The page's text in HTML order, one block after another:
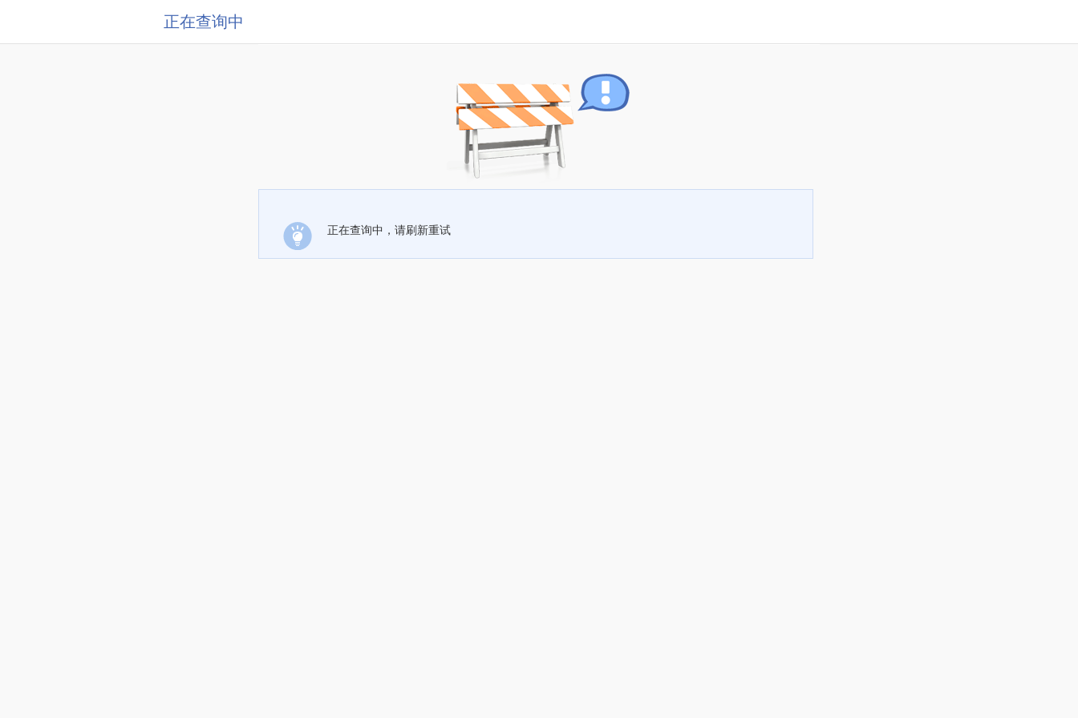
正在查询中
正在查询中，请刷新重试